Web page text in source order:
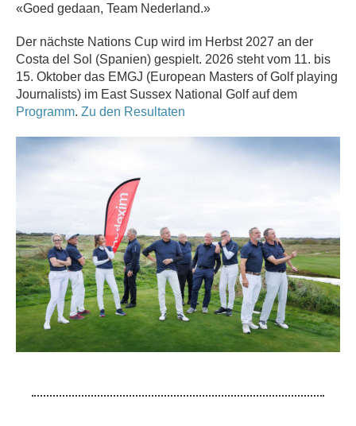
«Goed gedaan, Team Nederland.»
Der nächste Nations Cup wird im Herbst 2027 an der
Costa del Sol (Spanien) gespielt. 2026 steht vom 11. bis
15. Oktober das EMGJ (European Masters of Golf playing
Journalists) im East Sussex National Golf auf dem
Programm. Zu den Resultaten